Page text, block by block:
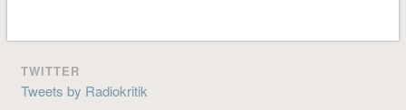
TWITTER
Tweets by Radiokritik